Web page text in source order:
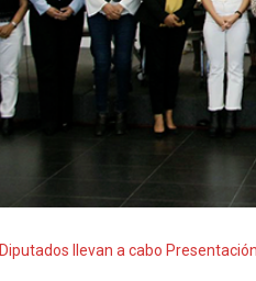
Diputados llevan a cabo